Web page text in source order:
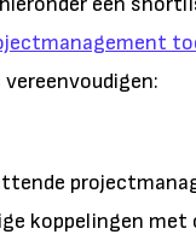
koppelingen